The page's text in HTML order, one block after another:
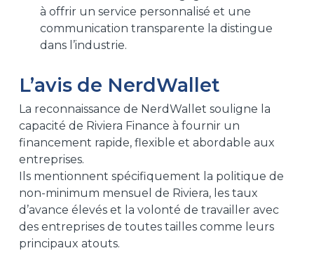
à offrir un service personnalisé et une
communication transparente la distingue
dans l’industrie.
L’avis de NerdWallet
La reconnaissance de NerdWallet souligne la
capacité de Riviera Finance à fournir un
financement rapide, flexible et abordable aux
entreprises.
Ils mentionnent spécifiquement la politique de
non-minimum mensuel de Riviera, les taux
d’avance élevés et la volonté de travailler avec
des entreprises de toutes tailles comme leurs
principaux atouts.